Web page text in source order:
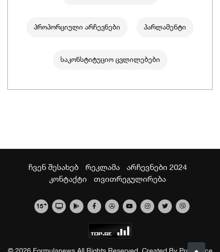
პროპორციული არჩევნები პარლამენტი
საკონსტიტუციო ცვლილებები
ჩვენ შესახებ რეკლამა
არჩევნები 2024
კონტაქტი
თვითრეგულირება
15+
© 2026 Formulanews All Rights Reserved. Created By Proservice